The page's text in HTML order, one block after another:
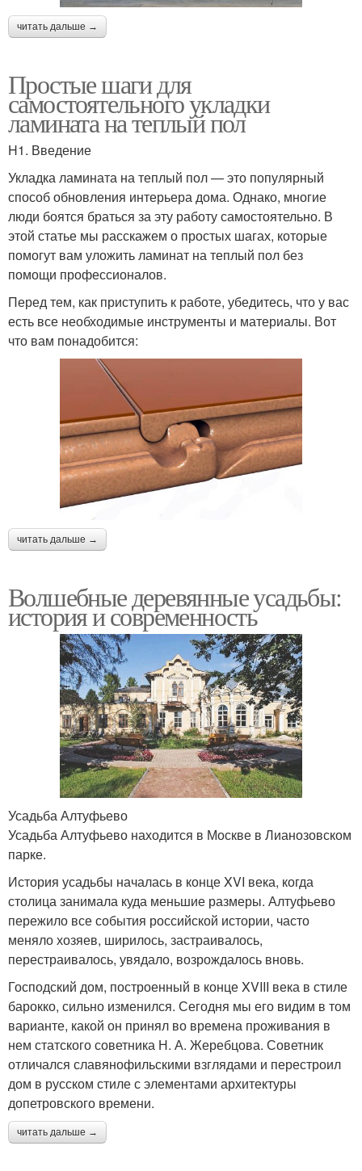
читать дальше →
Простые шаги для
самостоятельного укладки
ламината на теплый пол
H1. Введение
Укладка ламината на теплый пол — это популярный
способ обновления интерьера дома. Однако, многие
люди боятся браться за эту работу самостоятельно. В
этой статье мы расскажем о простых шагах, которые
помогут вам уложить ламинат на теплый пол без
помощи профессионалов.
Перед тем, как приступить к работе, убедитесь, что у вас
есть все необходимые инструменты и материалы. Вот
что вам понадобится:
читать дальше →
Волшебные деревянные усадьбы:
история и современность
Усадьба Алтуфьево
Усадьба Алтуфьево находится в Москве в Лианозовском
парке.
История усадьбы началась в конце XVI века, когда
столица занимала куда меньшие размеры. Алтуфьево
пережило все события российской истории, часто
меняло хозяев, ширилось, застраивалось,
перестраивалось, увядало, возрождалось вновь.
Господский дом, построенный в конце XVIII века в стиле
барокко, сильно изменился. Сегодня мы его видим в том
варианте, какой он принял во времена проживания в
нем статского советника Н. А. Жеребцова. Советник
отличался славянофильскими взглядами и перестроил
дом в русском стиле с элементами архитектуры
допетровского времени.
читать дальше →